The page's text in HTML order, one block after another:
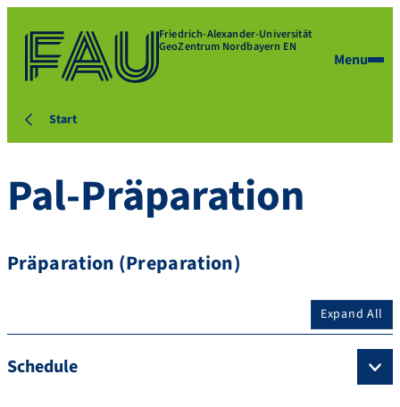
Friedrich-Alexander-Universität
GeoZentrum Nordbayern EN
Menu
Start
Pal-Präparation
Präparation (Preparation)
Expand All
Schedule